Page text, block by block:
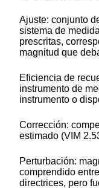
Ajuste: conjunto
sistema de
prescritas,
magnitud que
Eficiencia de
instrumento de
instrumento o
Corrección:
estimado (VIM
Perturbación:
comprendido
directrices, pero